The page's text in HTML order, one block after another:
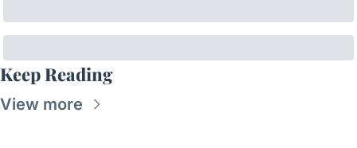
Keep Reading
View more